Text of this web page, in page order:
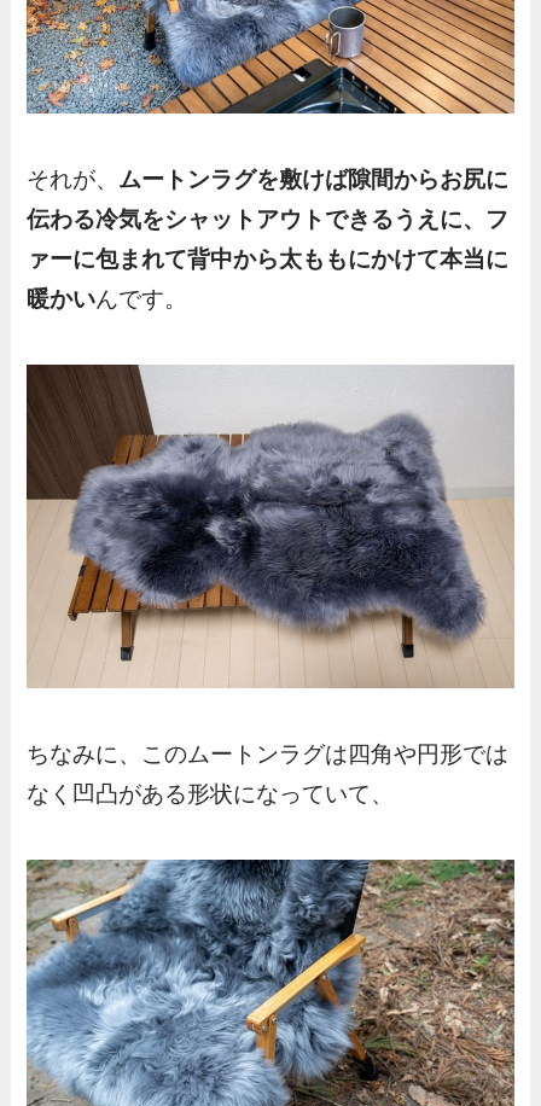
それが、 ムートンラグを敷けば隙間からお尻に
伝わる冷気をシャットアウトできるうえに、フ
ァーに包まれて背中から太ももにかけて本当に
暖かいんです。
ちなみに、このムートンラグは四角や円形では
なく凹凸がある形状になっていて、